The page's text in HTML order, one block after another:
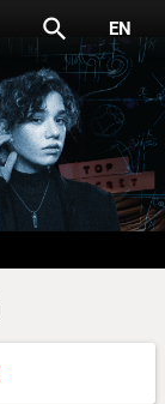
search EN